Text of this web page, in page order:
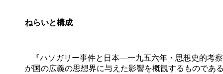
ねらいと構成
『ハソガリー事件と日本―一九五六年・思想史的考
が国の広義の思想界に与えた影響を概観するものであ